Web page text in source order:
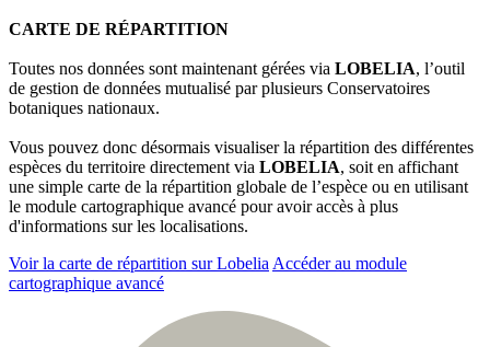
CARTE DE RÉPARTITION
Toutes nos données sont maintenant gérées via LOBELIA, l’outil
de gestion de données mutualisé par plusieurs Conservatoires
botaniques nationaux.
Vous pouvez donc désormais visualiser la répartition des différentes
espèces du territoire directement via LOBELIA, soit en affichant
une simple carte de la répartition globale de l’espèce ou en utilisant
le module cartographique avancé pour avoir accès à plus
d'informations sur les localisations.
Voir la carte de répartition sur Lobelia Accéder au module
cartographique avancé